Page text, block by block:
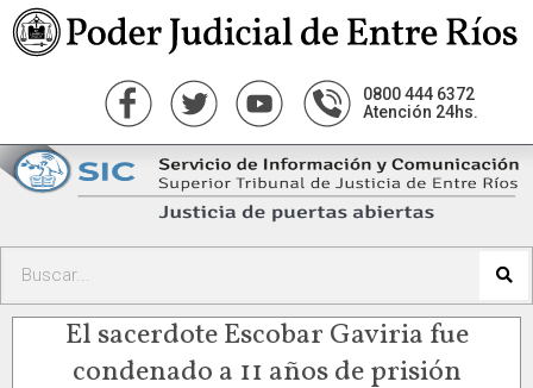
0800 444 6372
Atención 24hs.
El sacerdote Escobar Gaviria fue
condenado a 11 años de prisión